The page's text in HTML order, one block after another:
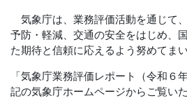
気象庁は、業務評価活動を通じて
予防・軽減、交通の安全をはじめ、
た期待と信頼に応えるよう努めてまい
「気象庁業務評価レポート（令和６
記の気象庁ホームページからご覧いた